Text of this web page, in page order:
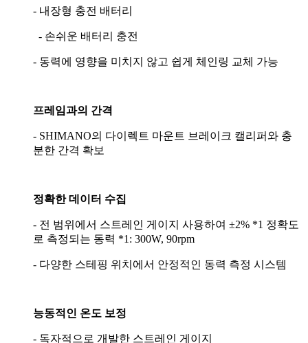
- 내장형 충전 배터리
- 손쉬운 배터리 충전
- 동력에 영향을 미치지 않고 쉽게 체인링 교체 가능
프레임과의 간격
- SHIMANO의 다이렉트 마운트 브레이크 캘리퍼와 충
분한 간격 확보
정확한 데이터 수집
- 전 범위에서 스트레인 게이지 사용하여 ±2% *1 정확도
로 측정되는 동력 *1: 300W, 90rpm
- 다양한 스테핑 위치에서 안정적인 동력 측정 시스템
능동적인 온도 보정
- 독자적으로 개발한 스트레인 게이지